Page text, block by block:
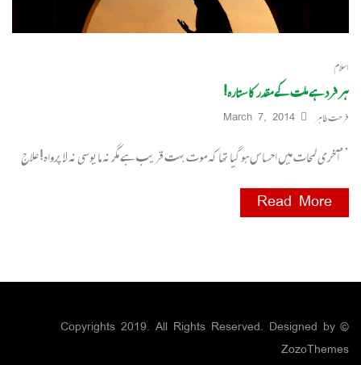
اسلام
ہر فرد ہے ملت کے مقدر کا ستارہ!
فرحت طاہر March 7, 2014
’’آ خری لمحات میں احساس ہو گیا تھا کہ موت بہت قریب ہے مگر نہ مایوسی نہ لا پرواہ! علاج
Read More
© Copyrights 2019. All Rights Reserved. Designed by
ZozoThemes